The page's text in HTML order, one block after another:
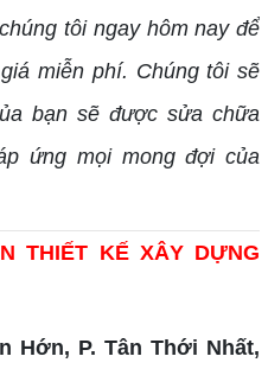
tôi ngay hôm nay để
miễn phí. Chúng tôi sẽ
bạn sẽ được sửa chữa
ứng mọi mong đợi của
THIẾT KẾ XÂY DỰNG
Hớn, P. Tân Thới Nhất,